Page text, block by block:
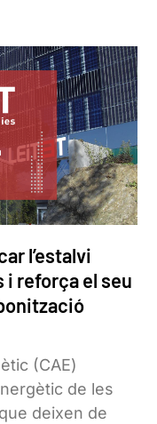
l’estalvi
i reforça el seu
(CAE)
de les
deixen de